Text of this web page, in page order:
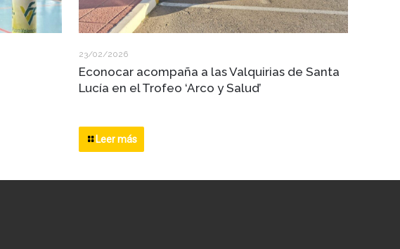
23/02/2026
Econocar acompaña a las Valquirias de Santa
Lucía en el Trofeo ‘Arco y Salud’
Leer más